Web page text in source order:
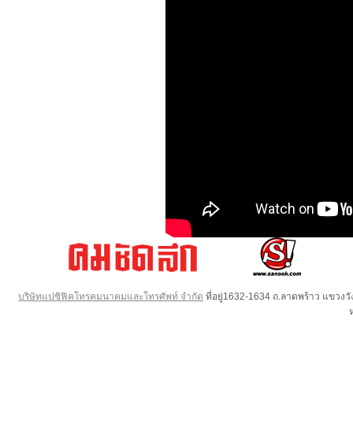
บริษัทแปซิฟิคโทรคมนาคมและโทรศัพท์ จำกัด ที่อยู่1632-1634 ถ.ลาดพร้าว แขวง